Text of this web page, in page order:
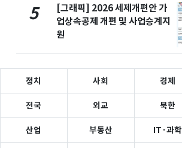
5
[그래픽] 2026 세제개편안 가
업상속공제 개편 및 사업승계지
원
정치 사회 경제
전국 외교 북한
산업 부동산 IT·과학